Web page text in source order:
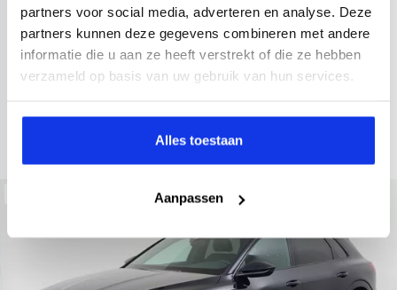
partners voor social media, adverteren en analyse. Deze
partners kunnen deze gegevens combineren met andere
informatie die u aan ze heeft verstrekt of die ze hebben
verzameld op basis van uw gebruik van hun services.
Alles toestaan
Aanpassen
34.998 km 437 km actieradius
Elektrisch
electronic climate controle
elektrisch glazen panorama-dak
Kopen
36.895,-
Private lease
793,- p.m.